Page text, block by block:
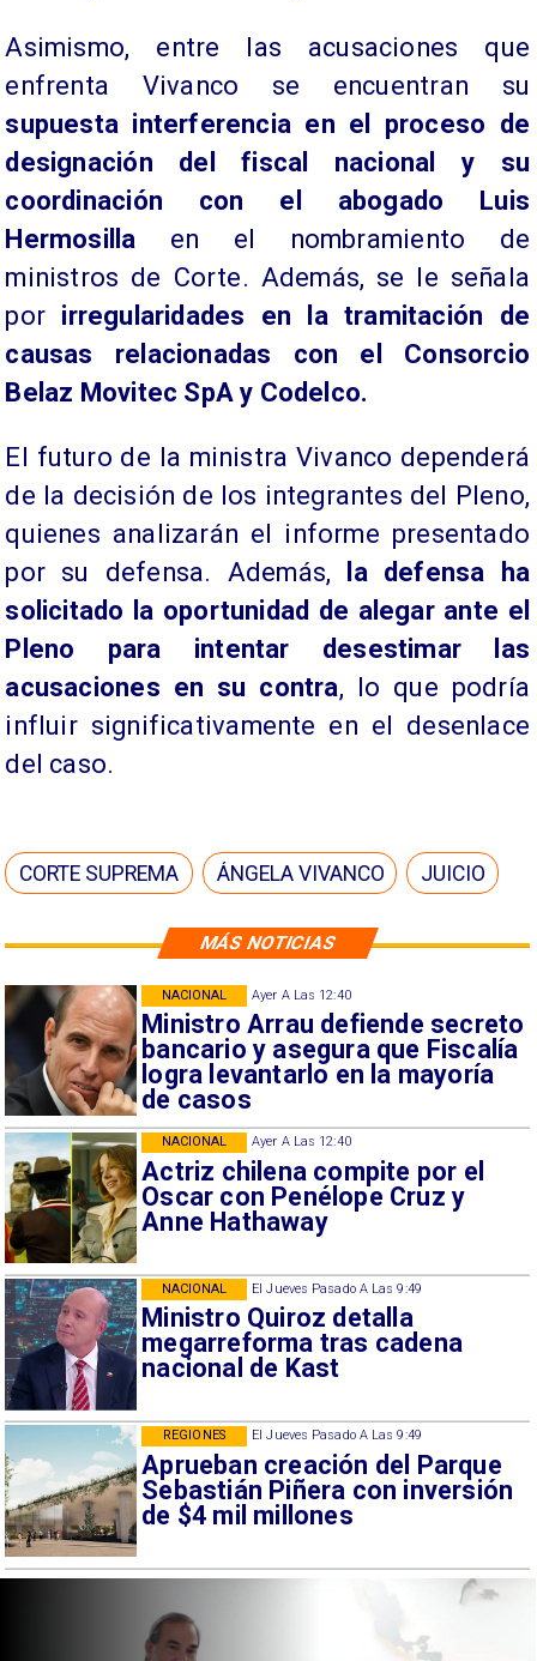
MÁS NOTICIAS
Ayer A Las 12:40
Ministro Arrau defiende secreto
bancario y asegura que Fiscalía
logra levantarlo en la mayoría
de casos
NACIONAL
Ayer A Las 12:40
Actriz chilena compite por el
Oscar con Penélope Cruz y
Anne Hathaway
NACIONAL
El Jueves Pasado A Las 9:49
Ministro Quiroz detalla
megarreforma tras cadena
nacional de Kast
NACIONAL
El Jueves Pasado A Las 9:49
Aprueban creación del Parque
Sebastián Piñera con inversión
de $4 mil millones
REGIONES
Asimismo, entre las acusaciones que
enfrenta Vivanco se encuentran su
supuesta interferencia en el proceso de
designación del fiscal nacional y su
coordinación con el abogado Luis
Hermosilla en el nombramiento de
ministros de Corte. Además, se le señala
por irregularidades en la tramitación de
causas relacionadas con el Consorcio
Belaz Movitec SpA y Codelco.
El futuro de la ministra Vivanco dependerá
de la decisión de los integrantes del Pleno,
quienes analizarán el informe presentado
por su defensa. Además,
la defensa ha
solicitado la oportunidad de alegar ante el
Pleno para intentar desestimar las
acusaciones en su contra, lo que podría
influir significativamente en el desenlace
del caso.
CORTE SUPREMA ÁNGELA VIVANCO JUICIO